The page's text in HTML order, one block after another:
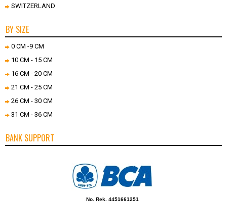
SWITZERLAND
BY SIZE
0 CM -9 CM
10 CM - 15 CM
16 CM - 20 CM
21 CM - 25 CM
26 CM - 30 CM
31 CM - 36 CM
BANK SUPPORT
No. Rek. 4451661251